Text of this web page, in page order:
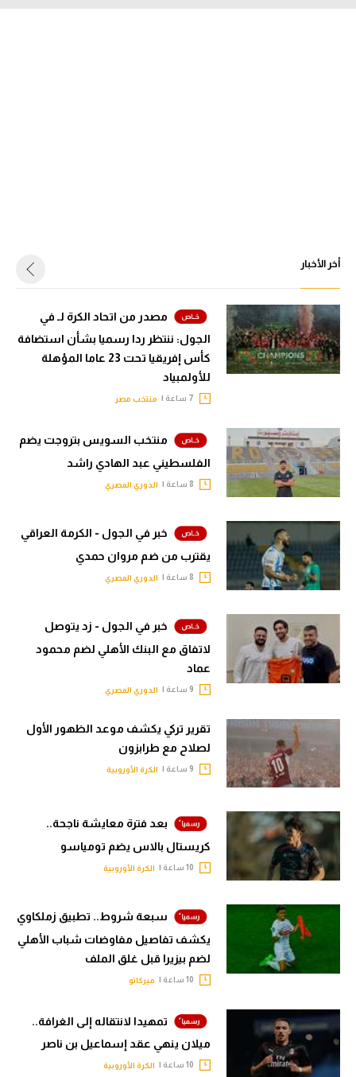
أخر الأخبار
مصدر من اتحاد الكرة لـ في
الجول: ننتظر ردا رسميا بشأن استضافة
كأس إفريقيا تحت 23 عاما المؤهلة
للأولمبياد
منتخب مصر
منتخب السويس بتروجت يضم
الفلسطيني عبد الهادي راشد
الدوري المصري
خبر في الجول - الكرمة العراقي
يقترب من ضم مروان حمدي
الدوري المصري
خبر في الجول - زد يتوصل
لاتفاق مع البنك الأهلي لضم محمود
عماد
الدوري المصري
تقرير تركي يكشف موعد الظهور الأول
لصلاح مع طرابزون
الكرة الأوروبية
بعد فترة معايشة ناجحة..
كريستال بالاس يضم تومياسو
الكرة الأوروبية
سبعة شروط.. تطبيق زملكاوي
يكشف تفاصيل مفاوضات شباب الأهلي
لضم بيزيرا قبل غلق الملف
ميركاتو
تمهيدا لانتقاله إلى الغرافة..
ميلان ينهي عقد إسماعيل بن ناصر
الكرة الأوروبية